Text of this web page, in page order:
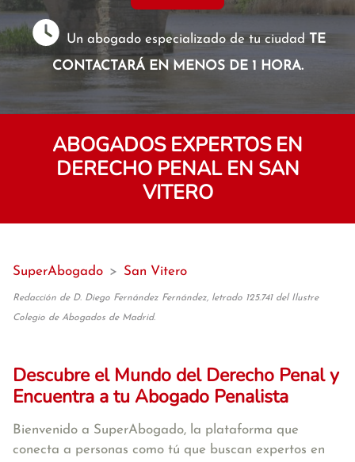
Un abogado especializado de tu ciudadTE
CONTACTARÁ EN MENOS DE 1 HORA.
ABOGADOS EXPERTOS EN
DERECHO PENAL EN SAN
VITERO
SuperAbogado > San Vitero
Redacción de D. Diego Fernández Fernández, letrado 125.741 del Ilustre
Colegio de Abogados de Madrid.
Descubre el Mundo del Derecho Penal y
Encuentra a tu Abogado Penalista
Bienvenido a SuperAbogado, la plataforma que
conecta a personas como tú que buscan expertos en